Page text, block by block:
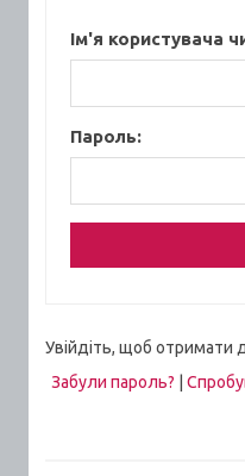
Ім'я користувача
Пароль:
Увійдіть, щоб отримати
Забули пароль?